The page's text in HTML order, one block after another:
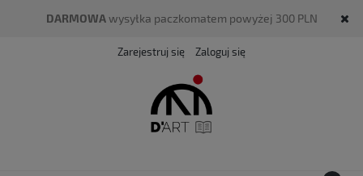
DARMOWAwysyłka paczkomatem powyżej 300 PLN
Zarejestruj się Zaloguj się